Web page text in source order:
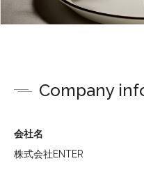
Company
会社名
株式会社ENTER